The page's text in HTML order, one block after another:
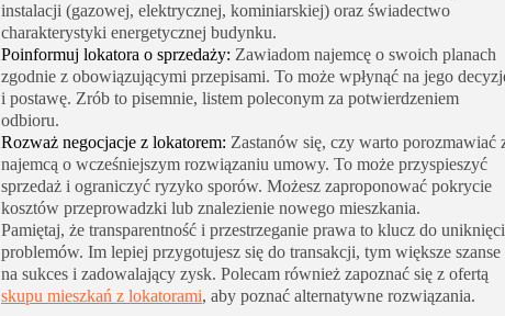
instalacji (gazowej, elektrycznej, kominiarskiej) oraz świadectwo
charakterystyki energetycznej budynku.
Poinformuj lokatora o sprzedaży: Zawiadom najemcę o swoich planach
zgodnie z obowiązującymi przepisami. To może wpłynąć na jego
i postawę. Zrób to pisemnie, listem poleconym za potwierdzeniem
odbioru.
Rozważ negocjacje z lokatorem: Zastanów się, czy warto porozmawiać
najemcą o wcześniejszym rozwiązaniu umowy. To może przyspieszyć
sprzedaż i ograniczyć ryzyko sporów. Możesz zaproponować pokrycie
kosztów przeprowadzki lub znalezienie nowego mieszkania.
Pamiętaj, że transparentność i przestrzeganie prawa to klucz do
problemów. Im lepiej przygotujesz się do transakcji, tym większe szanse
na sukces i zadowalający zysk. Polecam również zapoznać się z ofertą
skupu mieszkań z lokatorami, aby poznać alternatywne rozwiązania.